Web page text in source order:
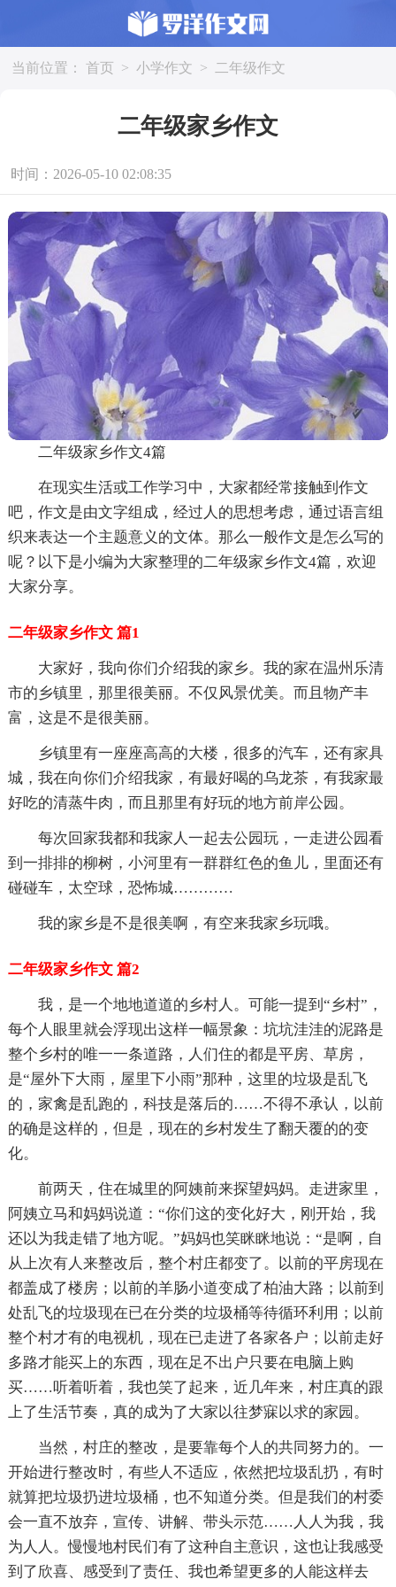
当前位置： 首页 > 小学作文 > 二年级作文
二年级家乡作文
时间：2026-05-10 02:08:35
二年级家乡作文4篇
在现实生活或工作学习中，大家都经常接触到作文
吧，作文是由文字组成，经过人的思想考虑，通过语言组
织来表达一个主题意义的文体。那么一般作文是怎么写的
呢？以下是小编为大家整理的二年级家乡作文4篇，欢迎
大家分享。
二年级家乡作文 篇1
大家好，我向你们介绍我的家乡。我的家在温州乐清
市的乡镇里，那里很美丽。不仅风景优美。而且物产丰
富，这是不是很美丽。
乡镇里有一座座高高的大楼，很多的汽车，还有家具
城，我在向你们介绍我家，有最好喝的乌龙茶，有我家最
好吃的清蒸牛肉，而且那里有好玩的地方前岸公园。
每次回家我都和我家人一起去公园玩，一走进公园看
到一排排的柳树，小河里有一群群红色的鱼儿，里面还有
碰碰车，太空球，恐怖城…………
我的家乡是不是很美啊，有空来我家乡玩哦。
二年级家乡作文 篇2
我，是一个地地道道的乡村人。可能一提到“乡村”，
每个人眼里就会浮现出这样一幅景象：坑坑洼洼的泥路是
整个乡村的唯一一条道路，人们住的都是平房、草房，
是“屋外下大雨，屋里下小雨”那种，这里的垃圾是乱飞
的，家禽是乱跑的，科技是落后的……不得不承认，以前
的确是这样的，但是，现在的乡村发生了翻天覆的的变
化。
前两天，住在城里的阿姨前来探望妈妈。走进家里，
阿姨立马和妈妈说道：“你们这的变化好大，刚开始，我
还以为我走错了地方呢。”妈妈也笑眯眯地说：“是啊，自
从上次有人来整改后，整个村庄都变了。以前的平房现在
都盖成了楼房；以前的羊肠小道变成了柏油大路；以前到
处乱飞的垃圾现在已在分类的垃圾桶等待循环利用；以前
整个村才有的电视机，现在已走进了各家各户；以前走好
多路才能买上的东西，现在足不出户只要在电脑上购
买……听着听着，我也笑了起来，近几年来，村庄真的跟
上了生活节奏，真的成为了大家以往梦寐以求的家园。
当然，村庄的整改，是要靠每个人的共同努力的。一
开始进行整改时，有些人不适应，依然把垃圾乱扔，有时
就算把垃圾扔进垃圾桶，也不知道分类。但是我们的村委
会一直不放弃，宣传、讲解、带头示范……人人为我，我
为人人。慢慢地村民们有了这种自主意识，这也让我感受
到了欣喜、感受到了责任、我也希望更多的人能这样去